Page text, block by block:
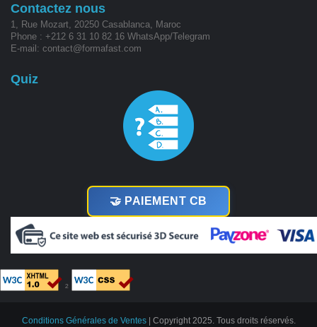
Contactez nous
1, Rue Mozart, 20250 Casablanca, Maroc
Phone : +212 6 31 10 82 16 WhatsApp/Telegram
E-mail: contact@formafast.com
Quiz
🤝 PAIEMENT CB
²
Conditions Générales de Ventes| Copyright 2025. Tous droits réservés.